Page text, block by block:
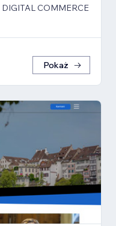
GROWTH WITH DIGITAL COMMERCE
Pokaż